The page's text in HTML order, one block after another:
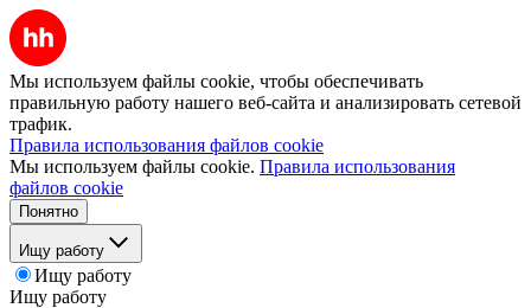
Мы используем файлы cookie, чтобы обеспечивать
правильную работу нашего веб-сайта и анализировать сетевой
трафик.
Правила использования файлов cookie
Мы используем файлы cookie. Правила использования
файлов cookie
Понятно
Ищу работу
Ищу работу
Ищу работу